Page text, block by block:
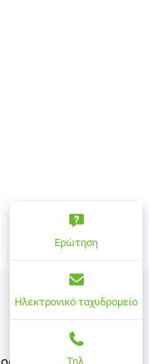
Ερώτηση
Ηλεκτρονικό ταχυδρομείο
Τηλ.